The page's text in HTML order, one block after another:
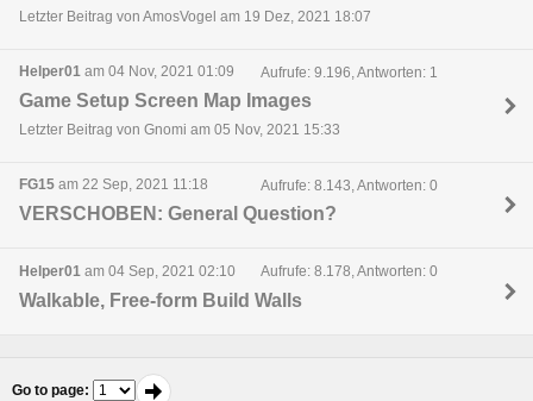
Letzter Beitrag von AmosVogel am 19 Dez, 2021 18:07
Helper01 am 04 Nov, 2021 01:09 Aufrufe: 9.196, Antworten: 1
Game Setup Screen Map Images
Letzter Beitrag von Gnomi am 05 Nov, 2021 15:33
FG15 am 22 Sep, 2021 11:18 Aufrufe: 8.143, Antworten: 0
VERSCHOBEN: General Question?
Helper01 am 04 Sep, 2021 02:10 Aufrufe: 8.178, Antworten: 0
Walkable, Free-form Build Walls
Go to page: